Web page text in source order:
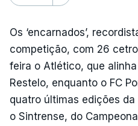
Os ‘encarnados’,
competição, com 26
feira o Atlético, que
Restelo, enquanto o FC
quatro últimas edições
o Sintrense, do